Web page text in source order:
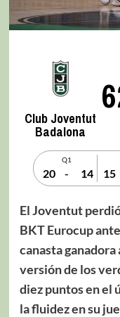
Club Joventut
Badalona
Q1
20 - 14 15
El Joventut
BKT Eurocup
canasta
versión de los
diez puntos en el
la fluidez en su